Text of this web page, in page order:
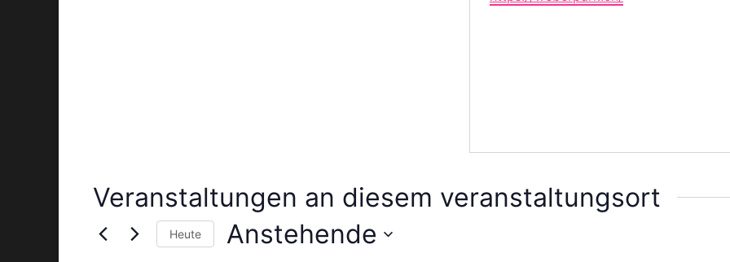
Veranstaltungen an diesem veranstaltungsort
Heute Anstehende